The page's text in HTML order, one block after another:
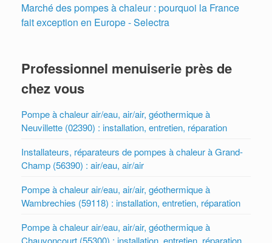
Marché des pompes à chaleur : pourquoi la France
fait exception en Europe - Selectra
Professionnel menuiserie près de
chez vous
Pompe à chaleur air/eau, air/air, géothermique à
Neuvillette (02390) : installation, entretien, réparation
Installateurs, réparateurs de pompes à chaleur à Grand-
Champ (56390) : air/eau, air/air
Pompe à chaleur air/eau, air/air, géothermique à
Wambrechies (59118) : installation, entretien, réparation
Pompe à chaleur air/eau, air/air, géothermique à